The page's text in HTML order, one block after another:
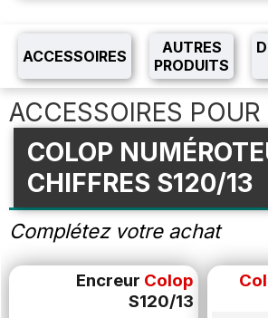
ACCESSOIRES
AUTRES
PRODUITS
ACCESSOIRES POUR
COLOP
CHIFFRES S120/13
Complétez votre achat
Encreur Colop
S120/13